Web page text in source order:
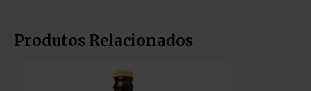
Produtos Relacionados